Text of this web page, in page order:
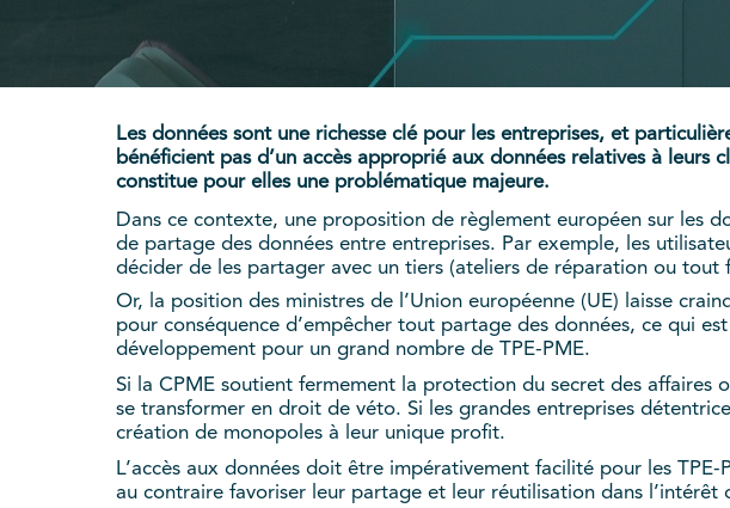
Les données sont une richesse clé pour les entreprises, et
bénéficient pas d’un accès approprié aux données relatives à
constitue pour elles une problématique majeure.
Dans ce contexte, une proposition de règlement européen sur les
de partage des données entre entreprises. Par exemple, les
décider de les partager avec un tiers (ateliers de réparation ou
Or, la position des ministres de l’Union européenne (UE) laisse
pour conséquence d’empêcher tout partage des données, ce qui
développement pour un grand nombre de TPE-PME.
Si la CPME soutient fermement la protection du secret des
se transformer en droit de véto. Si les grandes entreprises
création de monopoles à leur unique profit.
L’accès aux données doit être impérativement facilité pour les TPE-
au contraire favoriser leur partage et leur réutilisation dans l’intérêt